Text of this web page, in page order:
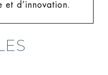
et d’innovation.